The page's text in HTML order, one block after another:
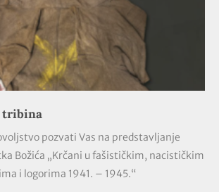
tribina
pozvati Vas na predstavljanje
Božića „Krčani u fašističkim, nacističkim
i logorima 1941. – 1945.“